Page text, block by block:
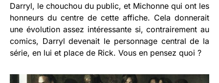
Darryl, le chouchou du public, et Michonne qui ont les
honneurs du centre de cette affiche. Cela donnerait
une évolution assez intéressante si, contrairement au
comics, Darryl devenait le personnage central de la
série, en lui et place de Rick. Vous en pensez quoi ?